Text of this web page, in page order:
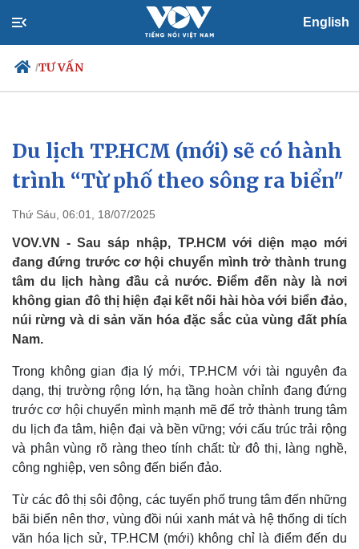
English
/TƯ VẤN
Chính trị
Đảng
Tổ chức nhân sự
Nhận diện sự thật
Xã hội
Tin 24h
Dự báo thời tiết
Việc làm
Biển đảo
Du lịch TP.HCM (mới) sẽ có hành
trình “Từ phố theo sông ra biển"
Thứ Sáu, 06:01, 18/07/2025
VOV.VN - Sau sáp nhập, TP.HCM với diện mạo mới
đang đứng trước cơ hội chuyển mình trở thành trung
tâm du lịch hàng đầu cả nước. Điểm đến này là nơi
không gian đô thị hiện đại kết nối hài hòa với biển đảo,
núi rừng và di sản văn hóa đặc sắc của vùng đất phía
Nam.
Trong không gian địa lý mới, TP.HCM với tài nguyên đa
dạng, thị trường rộng lớn, hạ tầng hoàn chỉnh đang đứng
trước cơ hội chuyển mình mạnh mẽ để trở thành trung tâm
du lịch đa tâm, hiện đại và bền vững; với cấu trúc trải rộng
và phân vùng rõ ràng theo tính chất: từ đô thị, làng nghề,
công nghiệp, ven sông đến biển đảo.
Từ các đô thị sôi động, các tuyến phố trung tâm đến những
bãi biển nên thơ, vùng đồi núi xanh mát và hệ thống di tích
văn hóa lịch sử, TP.HCM (mới) không chỉ là điểm đến du